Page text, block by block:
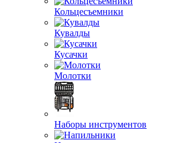
Кольцесъемники
Кувалды
Кусачки
Молотки
Наборы инструментов